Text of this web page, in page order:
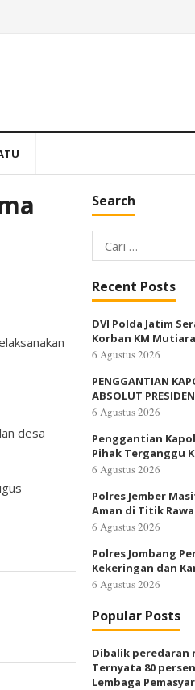
desa
Search
Cari
untuk:
Recent Posts
DVI Polda Jatim
Korban KM
6 Agustus 2026
PENGGANTIAN
ABSOLUT
6 Agustus 2026
Penggantian
Pihak Terganggu
6 Agustus 2026
Polres Jember
Aman di Titik
6 Agustus 2026
Polres Jombang
Kekeringan dan
6 Agustus 2026
Popular Posts
Dibalik peredaran
Ternyata 80
Lembaga